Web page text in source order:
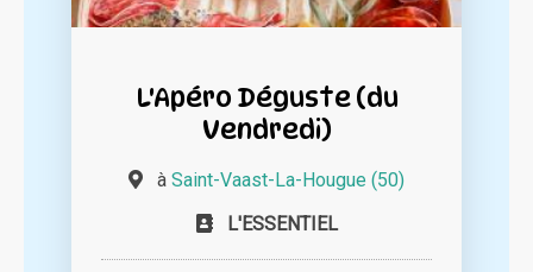
L'Apéro Déguste (du
Vendredi)
à Saint-Vaast-La-Hougue (50)
L'ESSENTIEL